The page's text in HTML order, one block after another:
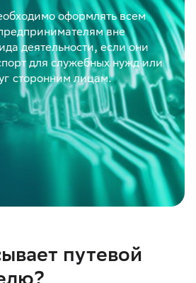
оформлять всем
вне
деятельности, если они
для служебных нужд или
сторонним лицам.
путевой